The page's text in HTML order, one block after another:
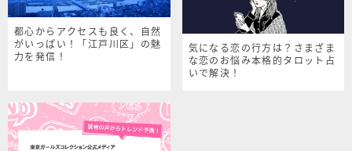
都心からアクセスも良く、自然
がいっぱい！「江戸川区」の魅
力を発信！
気になる恋の行方は？さまざま
な恋のお悩み本格的タロット占
いで解決！